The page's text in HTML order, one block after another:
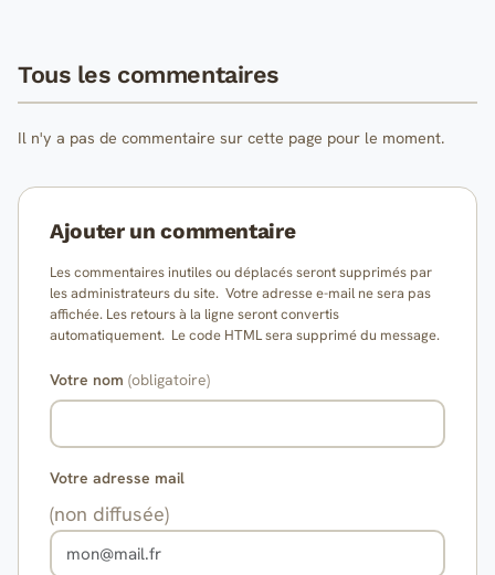
Tous les commentaires
Il n'y a pas de commentaire sur cette page pour le moment.
Ajouter un commentaire
Les commentaires inutiles ou déplacés seront supprimés par
les administrateurs du site. Votre adresse e-mail ne sera pas
affichée. Les retours à la ligne seront convertis
automatiquement. Le code HTML sera supprimé du message.
Votre nom (obligatoire)
Votre adresse mail
(non diffusée)